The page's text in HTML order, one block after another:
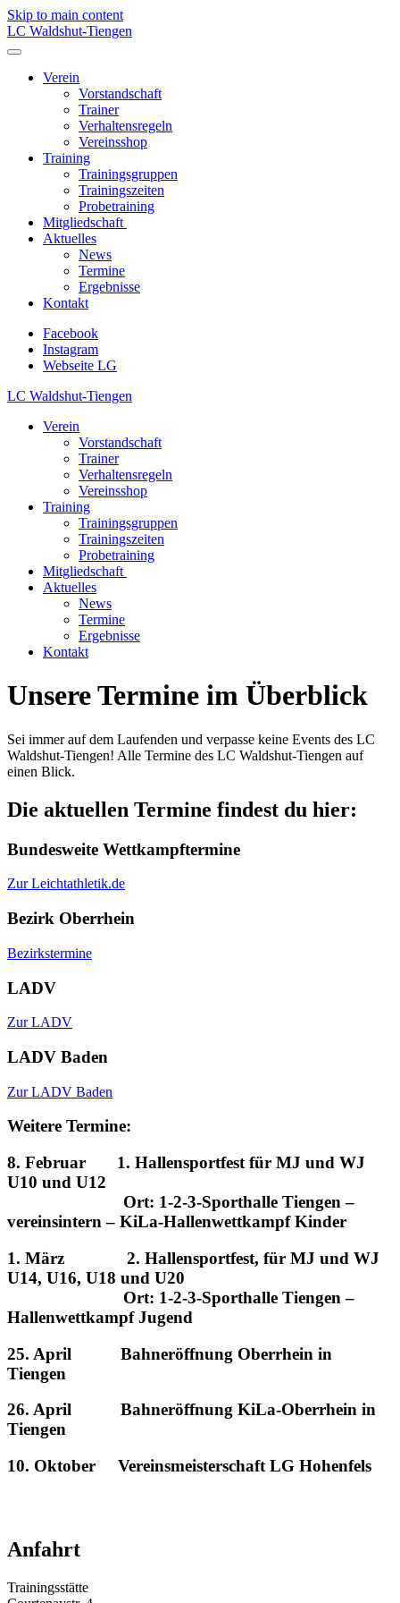
Skip to main content
LC Waldshut-Tiengen
Verein
Vorstandschaft
Trainer
Verhaltensregeln
Vereinsshop
Training
Trainingsgruppen
Trainingszeiten
Probetraining
Mitgliedschaft
Aktuelles
News
Termine
Ergebnisse
Kontakt
Facebook
Instagram
Webseite LG
LC Waldshut-Tiengen
Verein
Vorstandschaft
Trainer
Verhaltensregeln
Vereinsshop
Training
Trainingsgruppen
Trainingszeiten
Probetraining
Mitgliedschaft
Aktuelles
News
Termine
Ergebnisse
Kontakt
Unsere Termine im Überblick
Sei immer auf dem Laufenden und verpasse keine Events des LC
Waldshut-Tiengen! Alle Termine des LC Waldshut-Tiengen auf
einen Blick.
Die aktuellen Termine findest du hier:
Bundesweite Wettkampftermine
Zur Leichtathletik.de
Bezirk Oberrhein
Bezirkstermine
LADV
Zur LADV
LADV Baden
Zur LADV Baden
Weitere Termine:
8. Februar 1. Hallensportfest für MJ und WJ
U10 und U12
Ort: 1-2-3-Sporthalle Tiengen –
vereinsintern – KiLa-Hallenwettkampf Kinder
1. März 2. Hallensportfest, für MJ und WJ
U14, U16, U18 und U20
Ort: 1-2-3-Sporthalle Tiengen –
Hallenwettkampf Jugend
25. April Bahneröffnung Oberrhein in
Tiengen
26. April Bahneröffnung KiLa-Oberrhein in
Tiengen
10. Oktober Vereinsmeisterschaft LG Hohenfels
Anfahrt
Trainingsstätte